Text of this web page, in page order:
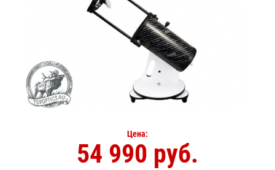
Цена:
54 990 руб.